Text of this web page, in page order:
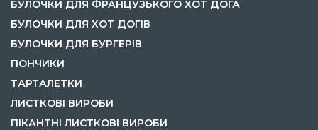
БУЛОЧКИ ДЛЯ ФРАНЦУЗЬКОГО ХОТ ДОГА
БУЛОЧКИ ДЛЯ ХОТ ДОГІВ
БУЛОЧКИ ДЛЯ БУРГЕРІВ
ПОНЧИКИ
ТАРТАЛЕТКИ
ЛИСТКОВІ ВИРОБИ
ПІКАНТНІ ЛИСТКОВІ ВИРОБИ